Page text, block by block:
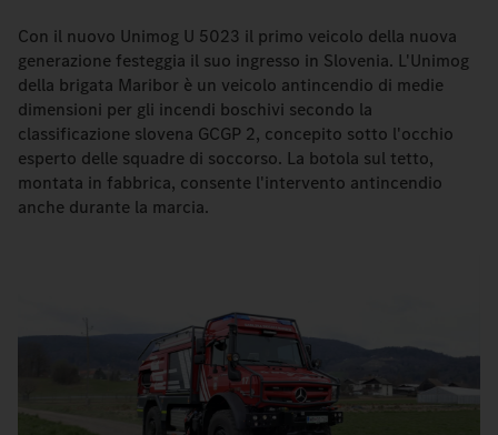
Con il nuovo Unimog U 5023 il primo veicolo della nuova
generazione festeggia il suo ingresso in Slovenia. L'Unimog
della brigata Maribor è un veicolo antincendio di medie
dimensioni per gli incendi boschivi secondo la
classificazione slovena GCGP 2, concepito sotto l'occhio
esperto delle squadre di soccorso. La botola sul tetto,
montata in fabbrica, consente l'intervento antincendio
anche durante la marcia.